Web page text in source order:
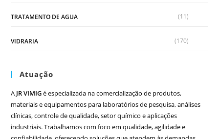
TRATAMENTO DE AGUA (11)
VIDRARIA (170)
Atuação
A JR VIMIGé especializada na comercialização de produtos,
materiais e equipamentos para laboratórios de pesquisa, análises
clínicas, controle de qualidade, setor químico e aplicações
industriais. Trabalhamos com foco em qualidade, agilidade e